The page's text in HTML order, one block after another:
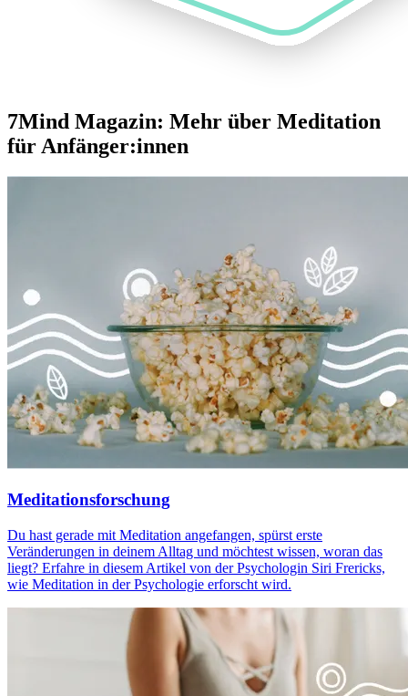
7Mind Magazin: Mehr über Meditation
für Anfänger:innen
Meditationsforschung
Du hast gerade mit Meditation angefangen, spürst erste
Veränderungen in deinem Alltag und möchtest wissen, woran das
liegt? Erfahre in diesem Artikel von der Psychologin Siri Frericks,
wie Meditation in der Psychologie erforscht wird.